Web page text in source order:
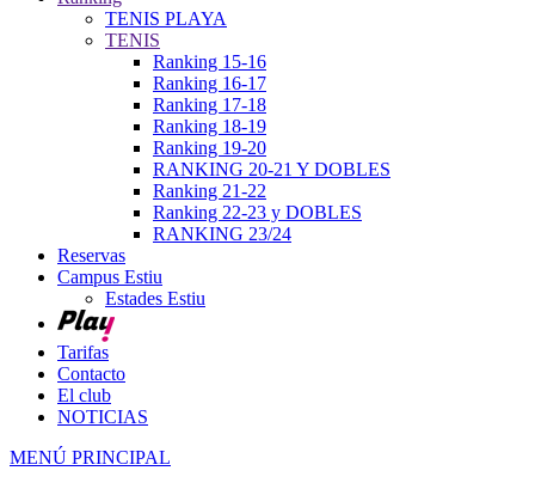
TENIS PLAYA
TENIS
Ranking 15-16
Ranking 16-17
Ranking 17-18
Ranking 18-19
Ranking 19-20
RANKING 20-21 Y DOBLES
Ranking 21-22
Ranking 22-23 y DOBLES
RANKING 23/24
Reservas
Campus Estiu
Estades Estiu
Tarifas
Contacto
El club
NOTICIAS
MENÚ PRINCIPAL